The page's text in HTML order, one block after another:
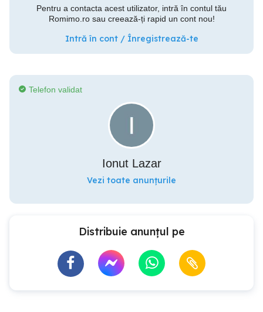
Pentru a contacta acest utilizator, intră în contul tău
Romimo.ro sau creează-ți rapid un cont nou!
Intră în cont / Înregistrează-te
Telefon validat
Ionut Lazar
Vezi toate anunțurile
Distribuie anunțul pe